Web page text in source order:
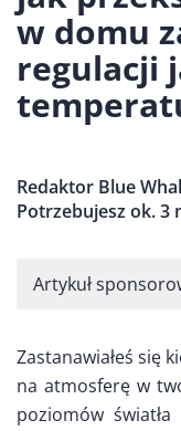
w domu
regulacji
Redaktor Blue
Potrzebujesz ok. 3
Artykuł
Zastanawiałeś się
na atmosferę w
poziomów